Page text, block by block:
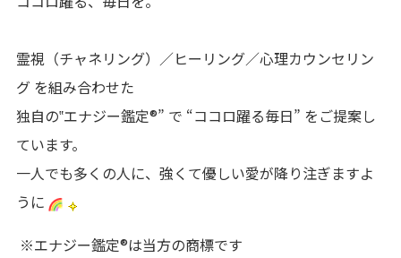
霊視（チャネリング）／ヒーリング／心理カウンセリン
グ を組み合わせた
独自の‟エナジー鑑定®” で “ココロ躍る毎日” をご提案し
ています。
一人でも多くの人に、強くて優しい愛が降り注ぎますよ
うに
※エナジー鑑定®は当方の商標です